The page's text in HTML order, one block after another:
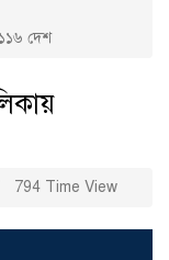
১১৬ দেশ
794 Time View